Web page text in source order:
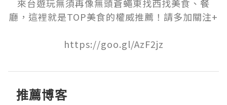
來台遊玩無須再像無頭蒼蠅東找西找美食、餐
廳，這裡就是TOP美食的權威推薦！請多加關注+
https://goo.gl/AzF2jz
推薦博客